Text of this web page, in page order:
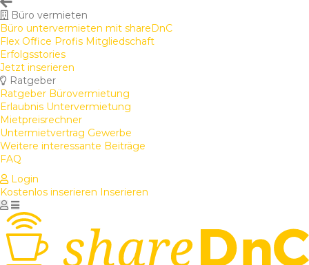
Büro vermieten
Büro untervermieten mit shareDnC
Flex Office Profis Mitgliedschaft
Erfolgsstories
Jetzt inserieren
Ratgeber
Ratgeber Bürovermietung
Erlaubnis Untervermietung
Mietpreisrechner
Untermietvertrag Gewerbe
Weitere interessante Beiträge
FAQ
Login
Kostenlos inserieren Inserieren